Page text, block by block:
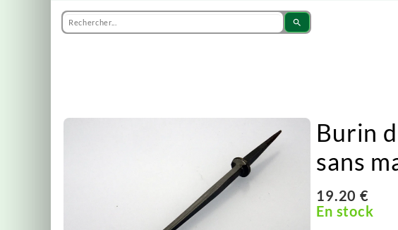
search
Burin
sans
19.20 €
En stock